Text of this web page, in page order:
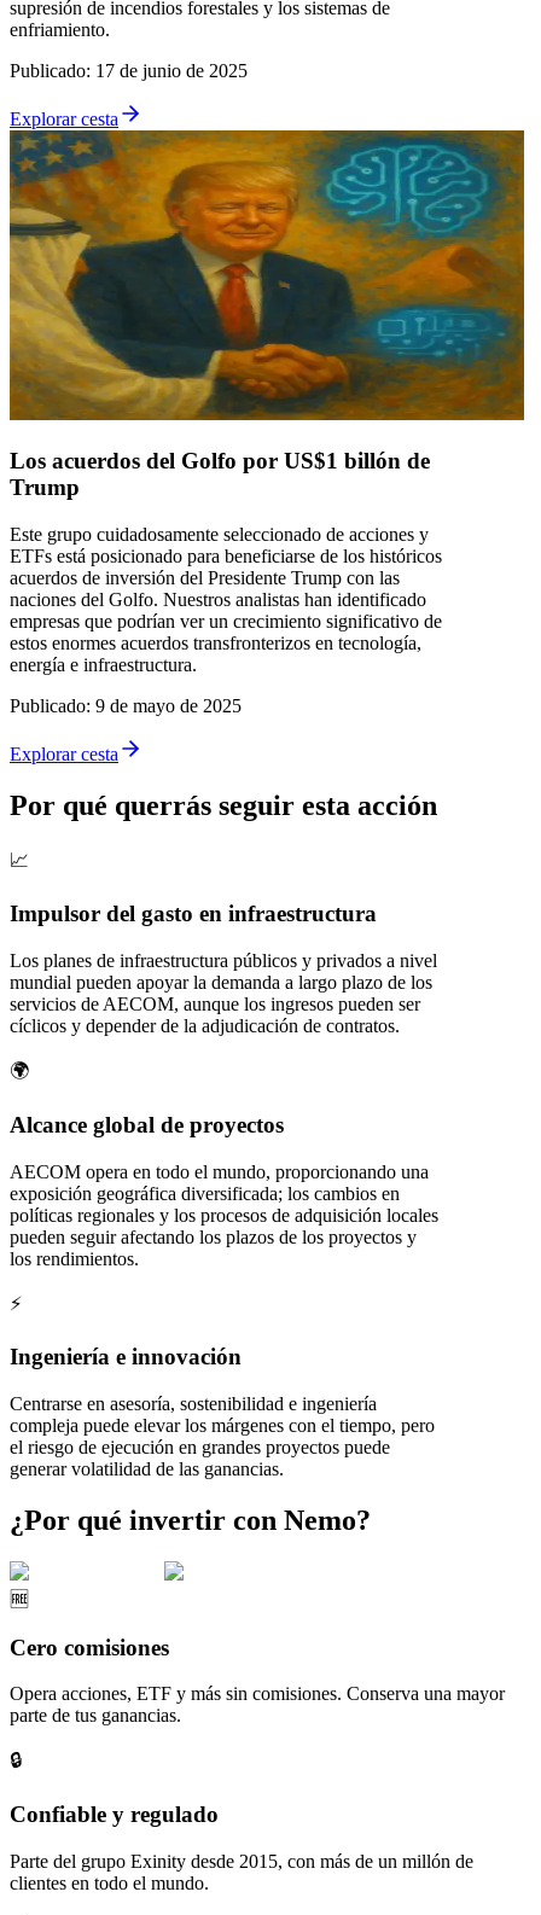
supresión de incendios forestales y los sistemas de
enfriamiento.
Publicado: 17 de junio de 2025
Explorar cesta
Los acuerdos del Golfo por US$1 billón de
Trump
Este grupo cuidadosamente seleccionado de acciones y
ETFs está posicionado para beneficiarse de los históricos
acuerdos de inversión del Presidente Trump con las
naciones del Golfo. Nuestros analistas han identificado
empresas que podrían ver un crecimiento significativo de
estos enormes acuerdos transfronterizos en tecnología,
energía e infraestructura.
Publicado: 9 de mayo de 2025
Explorar cesta
Por qué querrás seguir esta acción
📈
Impulsor del gasto en infraestructura
Los planes de infraestructura públicos y privados a nivel
mundial pueden apoyar la demanda a largo plazo de los
servicios de AECOM, aunque los ingresos pueden ser
cíclicos y depender de la adjudicación de contratos.
🌍
Alcance global de proyectos
AECOM opera en todo el mundo, proporcionando una
exposición geográfica diversificada; los cambios en
políticas regionales y los procesos de adquisición locales
pueden seguir afectando los plazos de los proyectos y
los rendimientos.
⚡
Ingeniería e innovación
Centrarse en asesoría, sostenibilidad e ingeniería
compleja puede elevar los márgenes con el tiempo, pero
el riesgo de ejecución en grandes proyectos puede
generar volatilidad de las ganancias.
¿Por qué invertir con Nemo?
🆓
Cero comisiones
Opera acciones, ETF y más sin comisiones. Conserva una mayor
parte de tus ganancias.
🔒
Confiable y regulado
Parte del grupo Exinity desde 2015, con más de un millón de
clientes en todo el mundo.